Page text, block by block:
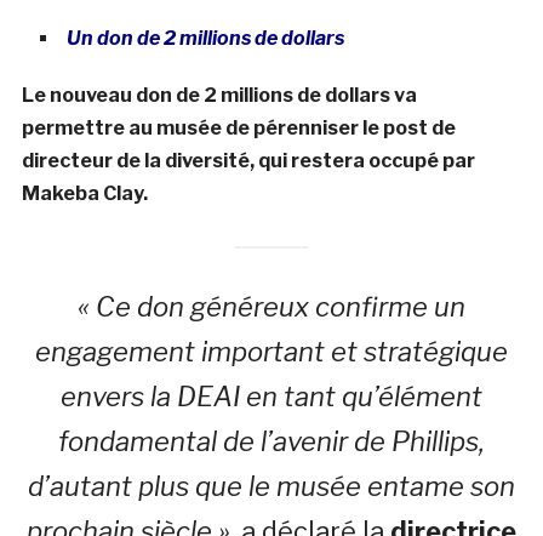
Un don de 2 millions de dollars
Le nouveau don de 2 millions de dollars va
permettre au musée de pérenniser le post de
directeur de la diversité, qui restera occupé par
Makeba Clay.
« Ce don généreux confirme un
engagement important et stratégique
envers la DEAI en tant qu’élément
fondamental de l’avenir de Phillips,
d’autant plus que le musée entame son